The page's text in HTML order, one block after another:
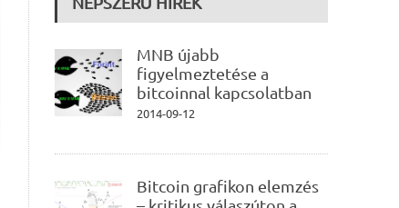
MNB újabb
figyelmeztetése a
bitcoinnal kapcsolatban
2014-09-12
Bitcoin grafikon elemzés